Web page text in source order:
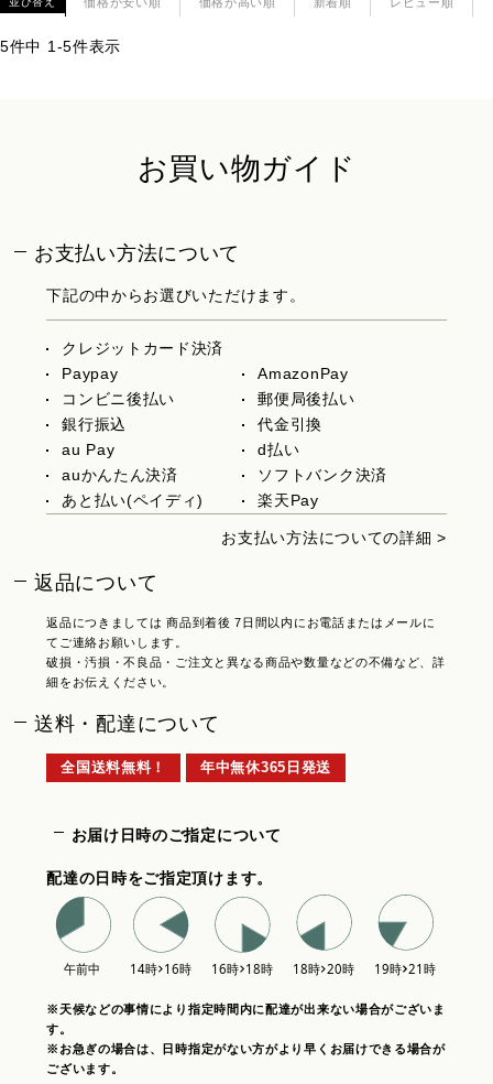
5件中 1 -5件表示
お買い物ガイド
お支払い方法について
下記の中からお選びいただけます。
クレジットカード決済
Paypay
AmazonPay
コンビニ後払い
郵便局後払い
銀行振込
代金引換
au Pay
d払い
auかんたん決済
ソフトバンク決済
あと払い(ペイディ)
楽天Pay
お支払い方法についての詳細 >
返品について
返品につきましては 商品到着後 7日間以内にお電話またはメールに
てご連絡お願いします。
破損・汚損・不良品・ご注文と異なる商品や数量などの不備など、詳
細をお伝えください。
送料・配達について
全国送料無料！ 年中無休365日発送
お届け日時のご指定について
配達の日時をご指定頂けます。
※天候などの事情により指定時間内に配達が出来ない場合がございま
す。
※お急ぎの場合は、日時指定がない方がより早くお届けできる場合が
ございます。